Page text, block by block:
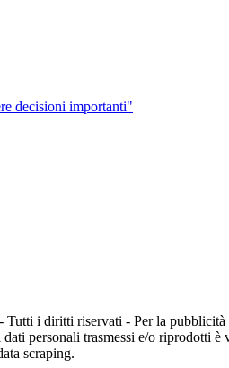
decisioni importanti"
i diritti riservati - Per la
personali trasmessi e/o riprodotti
scraping.